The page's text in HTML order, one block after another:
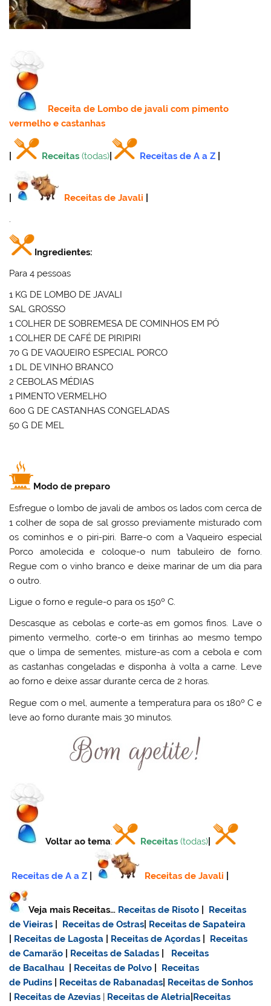
Receitade Lombo de javali com pimento
vermelho e castanhas
Receitas (todas) Receitas de A a Z
Receitas de Javali
.
Ingredientes:
Para 4 pessoas
1 KG DE LOMBO DE JAVALI
SAL GROSSO
1 COLHER DE SOBREMESA DE COMINHOS EM PÓ
1 COLHER DE CAFÉ DE PIRIPIRI
70 G DE VAQUEIRO ESPECIAL PORCO
1 DL DE VINHO BRANCO
2 CEBOLAS MÉDIAS
1 PIMENTO VERMELHO
600 G DE CASTANHAS CONGELADAS
50 G DE MEL
Modo de preparo
Esfregue o lombo de javali de ambos os lados com cerca de
1 colher de sopa de sal grosso previamente misturado com
os cominhos e o piri-piri. Barre-o com a Vaqueiro especial
Porco amolecida e coloque-o num tabuleiro de forno.
Regue com o vinho branco e deixe marinar de um dia para
o outro.
Ligue o forno e regule-o para os 150º C.
Descasque as cebolas e corte-as em gomos finos. Lave o
pimento vermelho, corte-o em tirinhas ao mesmo tempo
que o limpa de sementes, misture-as com a cebola e com
as castanhas congeladas e disponha à volta a carne. Leve
ao forno e deixe assar durante cerca de 2 horas.
Regue com o mel, aumente a temperatura para os 180º C e
leve ao forno durante mais 30 minutos.
Voltar ao tema: Receitas (todas)
Receitas de A a Z Receitas de Javali
Veja mais Receitas… Receitas de Risoto
Receitas
de Vieiras
Receitas de Ostras
Receitas de Sapateira
Receitas de Lagosta Receitas de Açordas
Receitas
de Camarão
Receitas de Saladas
Receitas
de Bacalhau
Receitas de Polvo
Receitas
de Pudins
Receitas de Rabanadas
Receitas de Sonhos
Receitas de Azevias Receitas de Aletria Receitas